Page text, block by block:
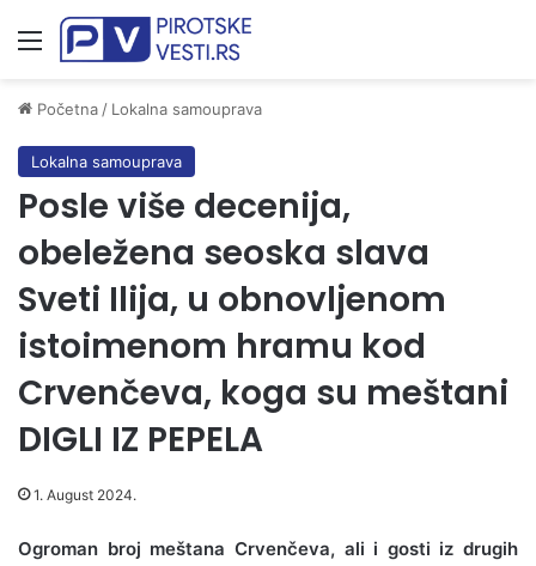
Meni
Početna / Lokalna samouprava
Lokalna samouprava
Posle više decenija,
obeležena seoska slava
Sveti Ilija, u obnovljenom
istoimenom hramu kod
Crvenčeva, koga su meštani
DIGLI IZ PEPELA
1. August 2024.
Ogroman broj meštana Crvenčeva, ali i gosti iz drugih